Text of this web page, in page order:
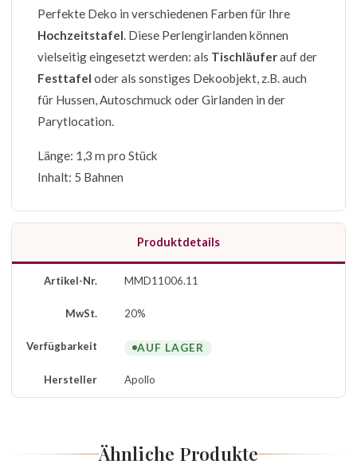
Perfekte Deko in verschiedenen Farben für Ihre
Hochzeitstafel. Diese Perlengirlanden können
vielseitig eingesetzt werden: als Tischläuferauf der
Festtafel oder als sonstiges Dekoobjekt, z.B. auch
für Hussen, Autoschmuck oder Girlanden in der
Parytlocation.
Länge: 1,3 m pro Stück
Inhalt: 5 Bahnen
Produktdetails
Artikel-Nr. MMD11006.11
MwSt. 20%
Verfügbarkeit AUF LAGER
Hersteller Apollo
Ähnliche Produkte